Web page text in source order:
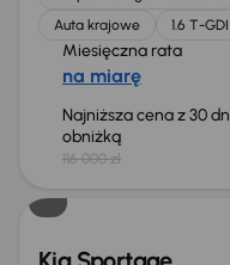
Auta krajowe
1.6 T-
Miesięczna rata
na miarę
Najniższa cena z 30
obniżką
116 000 zł
Taniej o 500 zł